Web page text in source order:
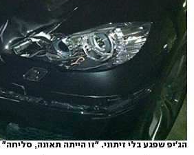
הג'יפ שפגע בלי זיתוני. "זו הייתה תאונה, סליחה"